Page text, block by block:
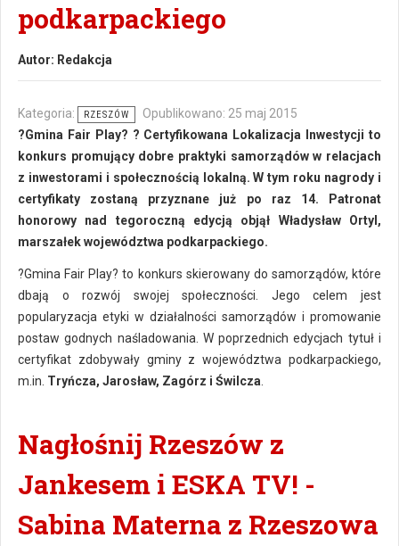
podkarpackiego
Autor: Redakcja
Kategoria: RZESZÓW
Opublikowano: 25 maj 2015
?Gmina Fair Play? ? Certyfikowana Lokalizacja Inwestycji to
konkurs promujący dobre praktyki samorządów w relacjach
z inwestorami i społecznością lokalną. W tym roku nagrody i
certyfikaty zostaną przyznane już po raz 14. Patronat
honorowy nad tegoroczną edycją objął Władysław Ortyl,
marszałek województwa podkarpackiego.
?Gmina Fair Play? to konkurs skierowany do samorządów, które
dbają o rozwój swojej społeczności. Jego celem jest
popularyzacja etyki w działalności samorządów i promowanie
postaw godnych naśladowania. W poprzednich edycjach tytuł i
certyfikat zdobywały gminy z województwa podkarpackiego,
m.in. Tryńcza, Jarosław, Zagórz i Świlcza
Nagłośnij Rzeszów z
Jankesem i ESKA TV! -
Sabina Materna z Rzeszowa